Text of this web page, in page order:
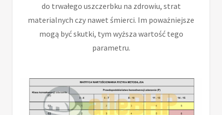
do trwałego uszczerbku na zdrowiu, strat
materialnych czy nawet śmierci. Im poważniejsze
mogą być skutki, tym wyższa wartość tego
parametru.